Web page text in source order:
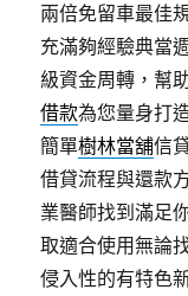
兩倍免留車最佳
充滿夠經驗典當
級資金周轉，幫
借款為您量身打
簡單樹林當舖信
借貸流程與還款
業醫師找到滿足
取適合使用無論
侵入性的有特色